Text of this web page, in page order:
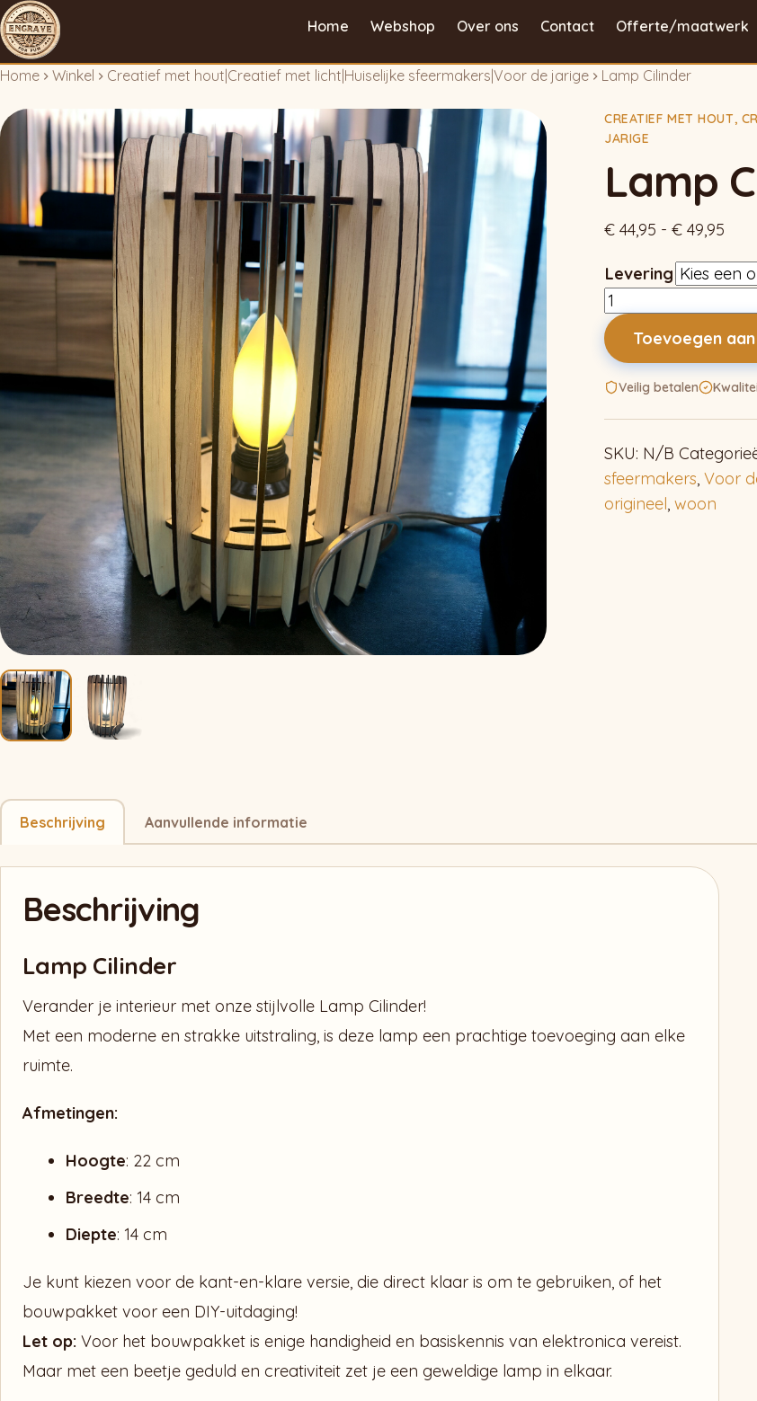
Home Webshop Over ons Contact Offerte/maatwerk
Home Winkel Creatief met hout Creatief met licht Huiselijke sfeermakers Voor de jarige Lamp Cilinder
CREATIEF MET HOUT,
JARIGE
Lamp
€ 44,95 - € 49,95
tot
Levering
Lamp
Cilinder
aantal
Toevoegen
Veilig betalen
SKU: N/B
sfeermakers, Voor
origineel, woon
Beschrijving Aanvullende informatie
Beschrijving
Lamp Cilinder
Verander je interieur met onze stijlvolle Lamp Cilinder!
Met een moderne en strakke uitstraling, is deze lamp een prachtige toevoeging aan elke
ruimte.
Afmetingen:
Hoogte: 22 cm
Breedte: 14 cm
Diepte: 14 cm
Je kunt kiezen voor de kant-en-klare versie, die direct klaar is om te gebruiken, of het
bouwpakket voor een DIY-uitdaging!
Let op: Voor het bouwpakket is enige handigheid en basiskennis van elektronica vereist.
Maar met een beetje geduld en creativiteit zet je een geweldige lamp in elkaar.